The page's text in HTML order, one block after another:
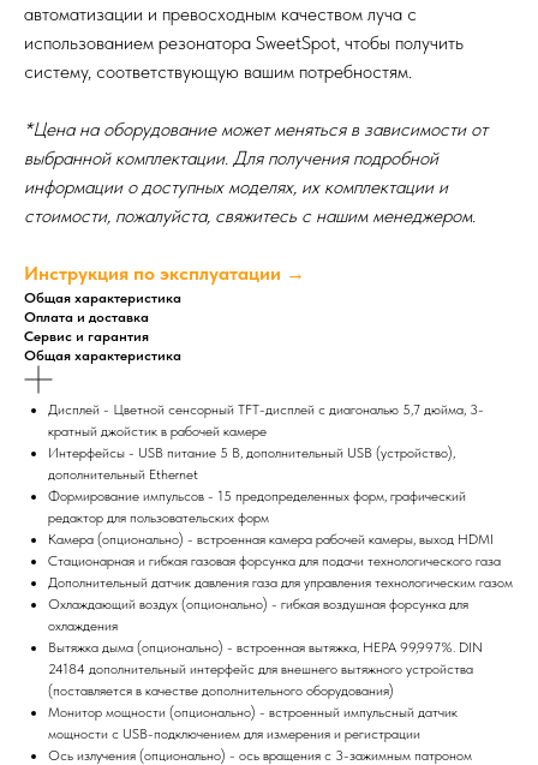
автоматизации и превосходным качеством луча с
использованием резонатора SweetSpot, чтобы получить
систему, соответствующую вашим потребностям.
*Цена на оборудование может меняться в зависимости от
выбранной комплектации. Для получения подробной
информации о доступных моделях, их комплектации и
стоимости, пожалуйста, свяжитесь с нашим менеджером.
Инструкция по эксплуатации →
Общая характеристика
Оплата и доставка
Сервис и гарантия
Общая характеристика
Дисплей - Цветной сенсорный TFT-дисплей с диагональю 5,7 дюйма, 3-
кратный джойстик в рабочей камере
Интерфейсы - USB питание 5 В, дополнительный USB (устройство),
дополнительный Ethernet
Формирование импульсов - 15 предопределенных форм, графический
редактор для пользовательских форм
Камера (опционально) - встроенная камера рабочей камеры, выход HDMI
Стационарная и гибкая газовая форсунка для подачи технологического газа
Дополнительный датчик давления газа для управления технологическим газом
Охлаждающий воздух (опционально) - гибкая воздушная форсунка для
охлаждения
Вытяжка дыма (опционально) - встроенная вытяжка, HEPA 99,997%. DIN
24184 дополнительный интерфейс для внешнего вытяжного устройства
(поставляется в качестве дополнительного оборудования)
Монитор мощности (опционально) - встроенный импульсный датчик
мощности с USB-подключением для измерения и регистрации
Ось излучения (опционально) - ось вращения с 3-зажимным патроном